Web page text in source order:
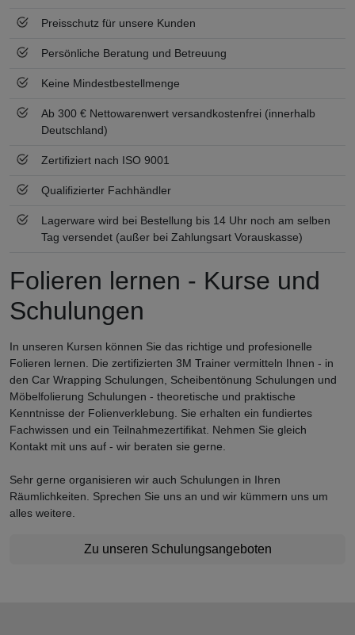
Preisschutz für unsere Kunden
Persönliche Beratung und Betreuung
Keine Mindestbestellmenge
Ab 300 € Nettowarenwert versandkostenfrei (innerhalb
Deutschland)
Zertifiziert nach ISO 9001
Qualifizierter Fachhändler
Lagerware wird bei Bestellung bis 14 Uhr noch am selben
Tag versendet (außer bei Zahlungsart Vorauskasse)
Folieren lernen - Kurse und
Schulungen
In unseren Kursen können Sie das richtige und profesionelle
Folieren lernen. Die zertifizierten 3M Trainer vermitteln Ihnen - in
den Car Wrapping Schulungen, Scheibentönung Schulungen und
Möbelfolierung Schulungen - theoretische und praktische
Kenntnisse der Folienverklebung. Sie erhalten ein fundiertes
Fachwissen und ein Teilnahmezertifikat. Nehmen Sie gleich
Kontakt mit uns auf - wir beraten sie gerne.
Sehr gerne organisieren wir auch Schulungen in Ihren
Räumlichkeiten. Sprechen Sie uns an und wir kümmern uns um
alles weitere.
Zu unseren Schulungsangeboten